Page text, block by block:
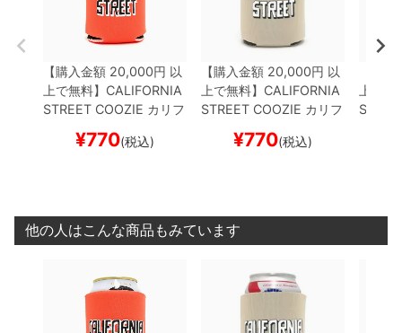
【購入金額 20,000円 以
上で無料】 CALIFORNIA
STREET COOZIE カリフ
ンククーラーBLOCK by
¥770(税込)
【購入金額 20,000円 以
上で無料】 CALIFORNIA
STREET COOZIE カリフ
ンククーラーBLOCK by
¥770(税込)
上で無
他の人はこんな商品もみています